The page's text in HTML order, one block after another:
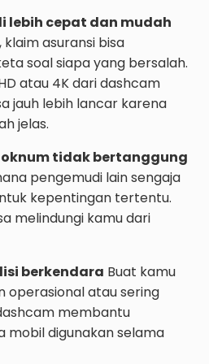
lebih cepat dan mudah
asuransi bisa
soal siapa yang bersalah.
atau 4K dari dashcam
jauh lebih lancar karena
jelas.
tidak bertanggung
pengemudi lain sengaja
kepentingan tertentu.
melindungi kamu dari
berkendara Buat kamu
operasional atau sering
membantu
mobil digunakan selama